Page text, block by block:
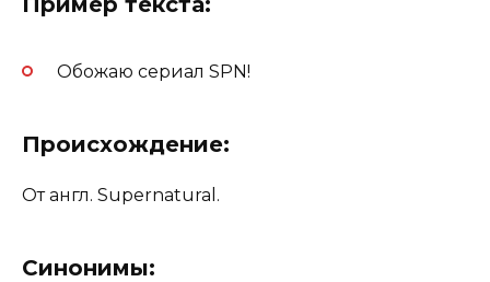
Обожаю сериал SPN!
Происхождение:
От англ. Supernatural.
Синонимы: